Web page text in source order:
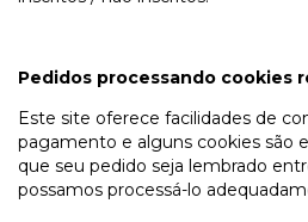
Pedidos processando cookies
Este site oferece facilidades de
pagamento e alguns cookies são
que seu pedido seja lembrado
possamos processá-lo